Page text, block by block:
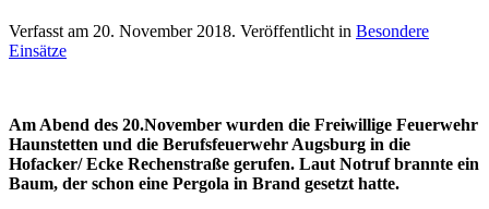
Verfasst am 20. November 2018. Veröffentlicht in Besondere
Einsätze
Am Abend des 20.November wurden die Freiwillige Feuerwehr
Haunstetten und die Berufsfeuerwehr Augsburg in die
Hofacker/ Ecke Rechenstraße gerufen. Laut Notruf brannte ein
Baum, der schon eine Pergola in Brand gesetzt hatte.